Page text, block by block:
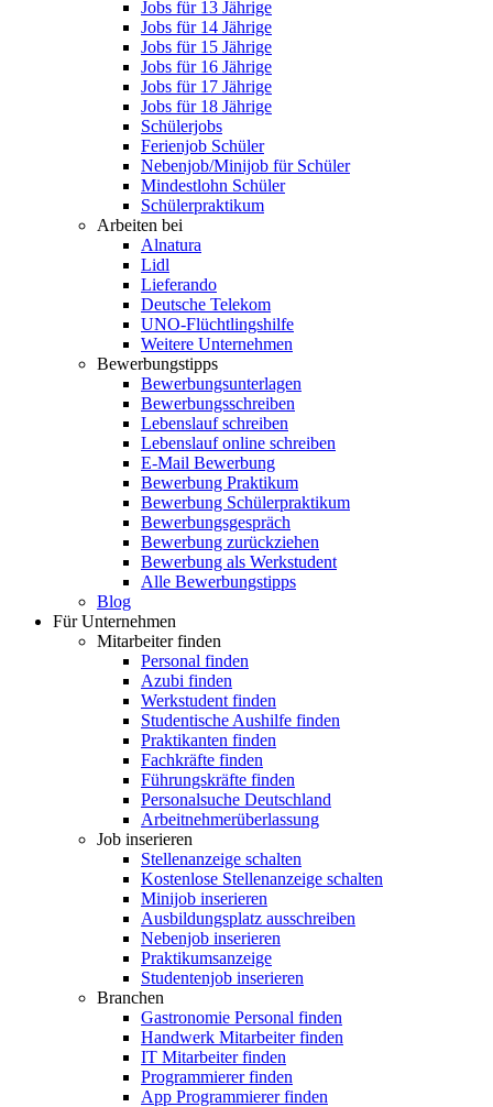
Jobs für 13 Jährige
Jobs für 14 Jährige
Jobs für 15 Jährige
Jobs für 16 Jährige
Jobs für 17 Jährige
Jobs für 18 Jährige
Schülerjobs
Ferienjob Schüler
Nebenjob/Minijob für Schüler
Mindestlohn Schüler
Schülerpraktikum
Arbeiten bei
Alnatura
Lidl
Lieferando
Deutsche Telekom
UNO-Flüchtlingshilfe
Weitere Unternehmen
Bewerbungstipps
Bewerbungsunterlagen
Bewerbungsschreiben
Lebenslauf schreiben
Lebenslauf online schreiben
E-Mail Bewerbung
Bewerbung Praktikum
Bewerbung Schülerpraktikum
Bewerbungsgespräch
Bewerbung zurückziehen
Bewerbung als Werkstudent
Alle Bewerbungstipps
Blog
Für Unternehmen
Mitarbeiter finden
Personal finden
Azubi finden
Werkstudent finden
Studentische Aushilfe finden
Praktikanten finden
Fachkräfte finden
Führungskräfte finden
Personalsuche Deutschland
Arbeitnehmerüberlassung
Job inserieren
Stellenanzeige schalten
Kostenlose Stellenanzeige schalten
Minijob inserieren
Ausbildungsplatz ausschreiben
Nebenjob inserieren
Praktikumsanzeige
Studentenjob inserieren
Branchen
Gastronomie Personal finden
Handwerk Mitarbeiter finden
IT Mitarbeiter finden
Programmierer finden
App Programmierer finden